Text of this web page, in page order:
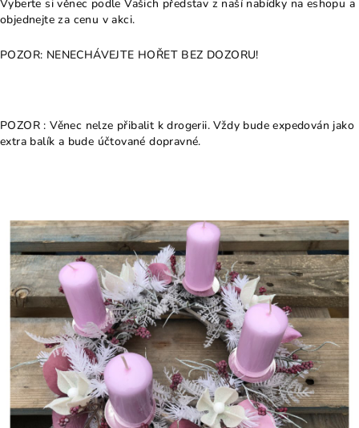
Vyberte si věnec podle Vašich představ z naší nabídky na eshopu a
objednejte za cenu v akci.
POZOR: NENECHÁVEJTE HOŘET BEZ DOZORU!
POZOR : Věnec nelze přibalit k drogerii. Vždy bude expedován jako
extra balík a bude účtované dopravné.